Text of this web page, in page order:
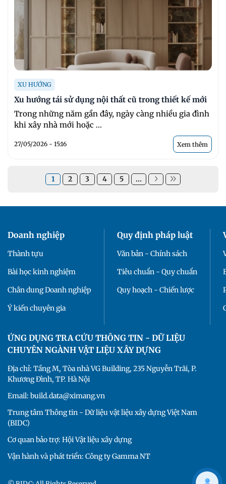
XU HƯỚNG
Xu hướng tái sử dụng nội thất cũ trong thiết kế mới
Trong những năm gần đây, ngày càng nhiều gia đình
khi xây nhà mới hoặc ...
27/05/2026 - 15:16 Xem thêm
1 2 3 4 5 ...
Doanh nghiệp
Thành tựu
Bài học kinh nghiệm
Chân dung Doanh nghiệp
Ý kiến chuyên gia
Quy định pháp luật
Văn bản - Chính sách
Tiêu chuẩn - Quy chuẩn
Quy hoạch - Chiến lược
ỨNG DỤNG TRA CỨU THÔNG TIN - DỮ LIỆU
CHUYÊN NGÀNH VẬT LIỆU XÂY DỰNG
Địa chỉ: Tầng M, Tòa nhà VG Building, 235 Nguyễn Trãi, P.
Khương Đình, TP. Hà Nội
Email: build.data@ximang.vn
Trung tâm Thông tin - Dữ liệu vật liệu xây dựng Việt Nam
(BIDC)
Cơ quan bảo trợ: Hội Vật liệu xây dựng
Vận hành và phát triển: Công ty Gamma NT